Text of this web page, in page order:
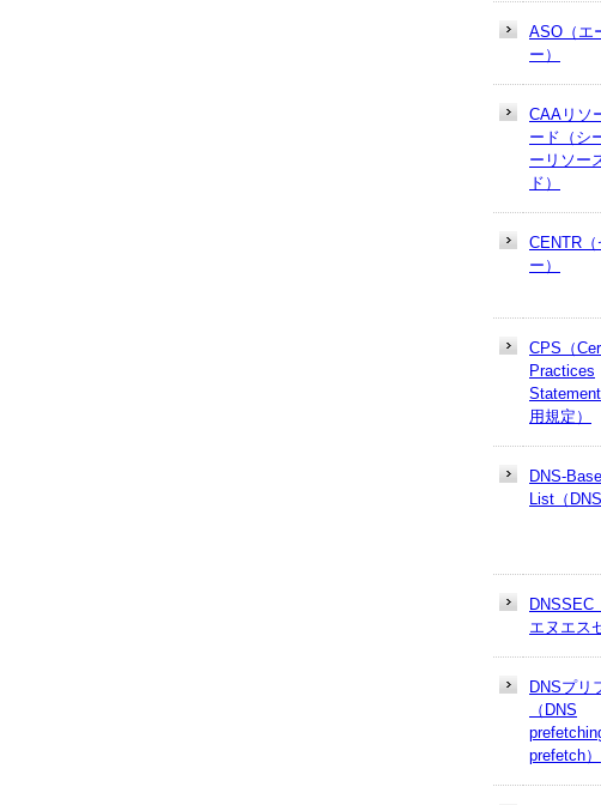
ASO（エ
ー）
CAAリソ
ード（シ
ーリソー
ド）
CENTR（
ー）
CPS（
Practices
用規定）
DNS-
List（
DNSSEC
エヌエス
DNSプリ
（DNS
prefetch）